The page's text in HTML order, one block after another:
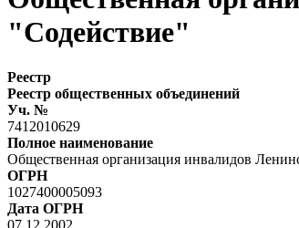
"Содействие"
Реестр
Реестр общественных объединений
Уч. №
7412010629
Полное наименование
Общественная организация инвалидов
ОГРН
1027400005093
Дата ОГРН
07.12.2002